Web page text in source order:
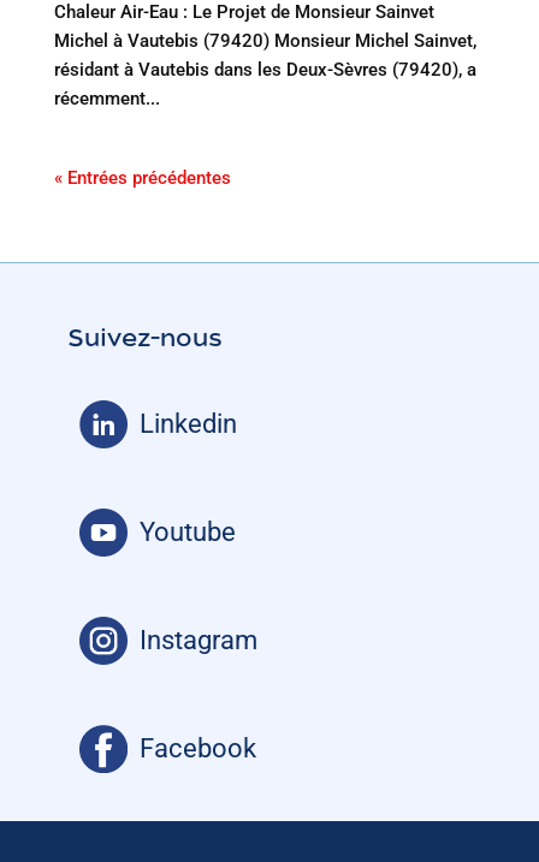
Chaleur Air-Eau : Le Projet de Monsieur Sainvet
Michel à Vautebis (79420) Monsieur Michel Sainvet,
résidant à Vautebis dans les Deux-Sèvres (79420), a
récemment...
« Entrées précédentes
Suivez-nous
Linkedin
Youtube
Instagram
Facebook